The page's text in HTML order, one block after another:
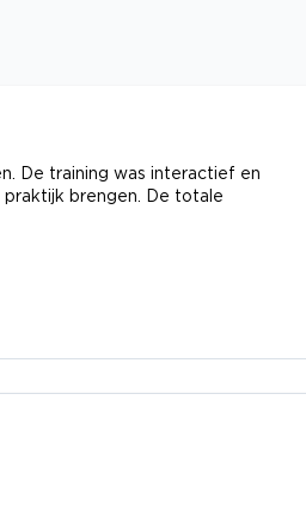
De training was interactief en
brengen. De totale